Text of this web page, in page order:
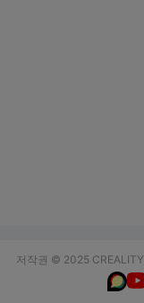
저작권 © 2025